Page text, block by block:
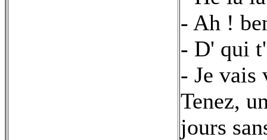
- Ah !
- D' qui
- Je vais
Tenez,
jours